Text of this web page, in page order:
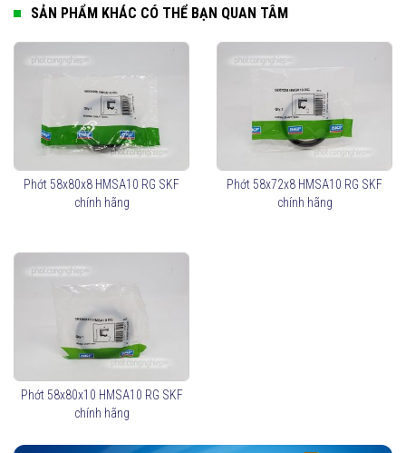
SẢN PHẨM KHÁC CÓ THỂ BẠN QUAN TÂM
Phớt 58x80x8 HMSA10 RG SKF
chính hãng
Phớt 58x72x8 HMSA10 RG SKF
chính hãng
Phớt 58x80x10 HMSA10 RG SKF
chính hãng